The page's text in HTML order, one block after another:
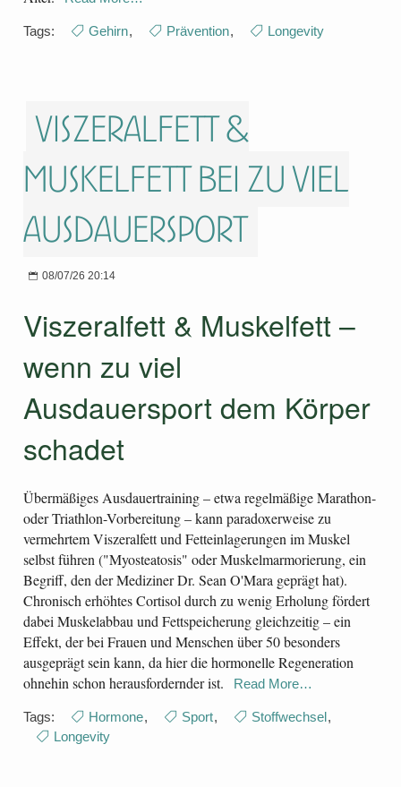
Tags: Gehirn, Prävention, Longevity
Viszeralfett &
Muskelfett bei zu viel
Ausdauersport
08/07/26 20:14
Viszeralfett & Muskelfett –
wenn zu viel
Ausdauersport dem Körper
schadet
Übermäßiges Ausdauertraining – etwa regelmäßige Marathon-
oder Triathlon-Vorbereitung – kann paradoxerweise zu
vermehrtem Viszeralfett und Fetteinlagerungen im Muskel
selbst führen ("Myosteatosis" oder Muskelmarmorierung, ein
Begriff, den der Mediziner Dr. Sean O'Mara geprägt hat).
Chronisch erhöhtes Cortisol durch zu wenig Erholung fördert
dabei Muskelabbau und Fettspeicherung gleichzeitig – ein
Effekt, der bei Frauen und Menschen über 50 besonders
ausgeprägt sein kann, da hier die hormonelle Regeneration
ohnehin schon herausfordernder ist.
Read More…
Tags: Hormone, Sport, Stoffwechsel,
Longevity